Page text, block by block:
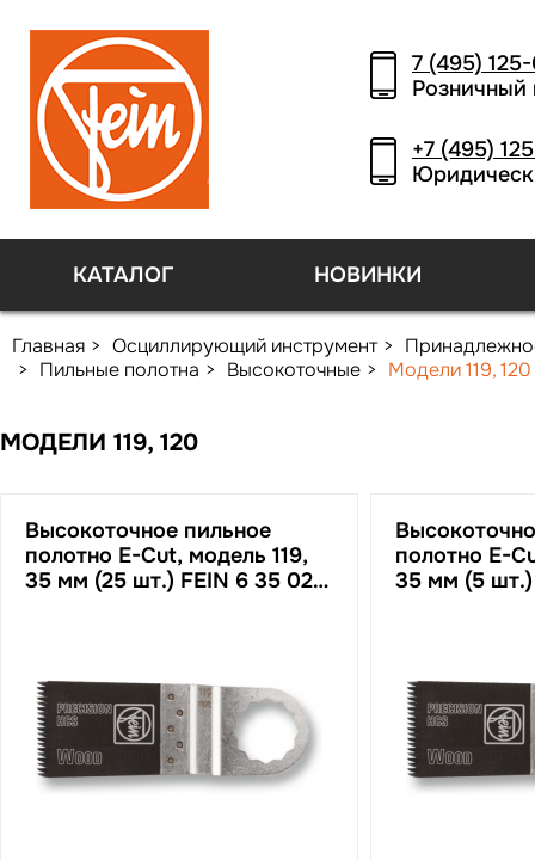
7 (495)
Розничный
+7 (495)
КАТАЛОГ НОВИНКИ
Главная Осциллирующий инструмент
Пильные полотна
Высокоточные Модели 119, 120
МОДЕЛИ 119, 120
Высокоточное пильное
полотно E-Cut, модель 119,
35 мм (25 шт.) FEIN 6 35 02
полотно E-
35 мм (5 шт.)